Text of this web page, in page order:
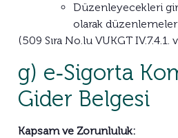
Düzenleyecekleri
olarak
(509 Sıra No.lu VUKGT IV.7.4.1.
g) e‑Sigorta
Gider Belgesi
Kapsam ve Zorunluluk: